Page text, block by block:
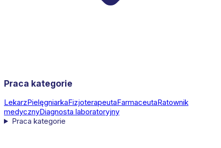
Praca kategorie
LekarzPielęgniarkaFizjoterapeutaFarmaceutaRatownik
medycznyDiagnosta laboratoryjny
Praca kategorie